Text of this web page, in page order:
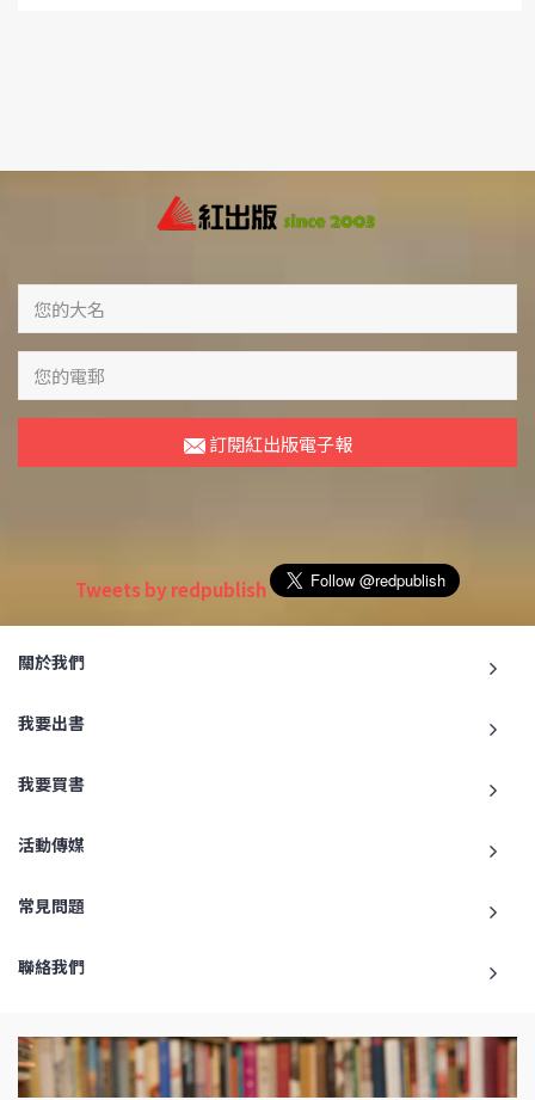
訂閱紅出版電子報
Tweets by redpublish
關於我們
我要出書
我要買書
活動傳媒
常見問題
聯絡我們